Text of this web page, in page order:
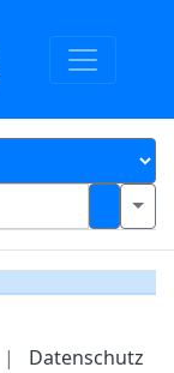
| Datenschutz